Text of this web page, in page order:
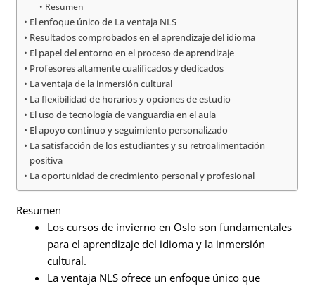
Resumen
El enfoque único de La ventaja NLS
Resultados comprobados en el aprendizaje del idioma
El papel del entorno en el proceso de aprendizaje
Profesores altamente cualificados y dedicados
La ventaja de la inmersión cultural
La flexibilidad de horarios y opciones de estudio
El uso de tecnología de vanguardia en el aula
El apoyo continuo y seguimiento personalizado
La satisfacción de los estudiantes y su retroalimentación
positiva
La oportunidad de crecimiento personal y profesional
Resumen
Los cursos de invierno en Oslo son fundamentales
para el aprendizaje del idioma y la inmersión
cultural.
La ventaja NLS ofrece un enfoque único que